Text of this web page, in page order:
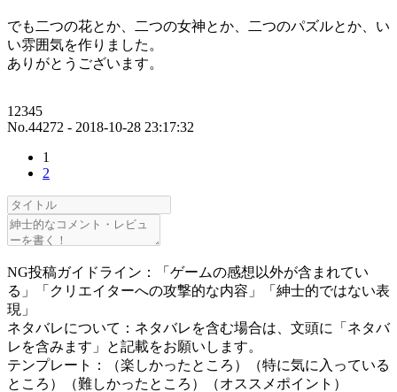
でも二つの花とか、二つの女神とか、二つのパズルとか、い
い雰囲気を作りました。
ありがとうございます。
12345
No.44272 - 2018-10-28 23:17:32
1
2
NG投稿ガイドライン：「ゲームの感想以外が含まれてい
る」「クリエイターへの攻撃的な内容」「紳士的ではない表
現」
ネタバレについて：ネタバレを含む場合は、文頭に「ネタバ
レを含みます」と記載をお願いします。
テンプレート：（楽しかったところ）（特に気に入っている
ところ）（難しかったところ）（オススメポイント）